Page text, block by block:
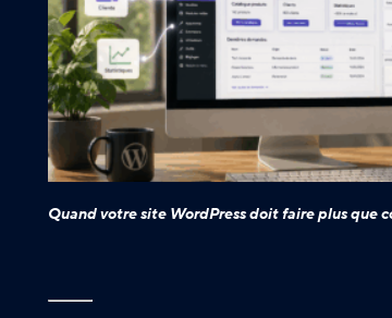
Quand votre site WordPress doit faire plus que